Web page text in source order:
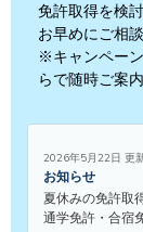
免許取得を検
お早めにご相
※キャンペー
らで随時ご案
2026年5月22日 更
お知らせ
夏休みの免許取
通学免許・合宿